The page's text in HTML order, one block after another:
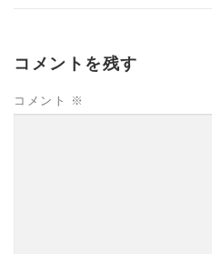
コメントを残す
コメント ※